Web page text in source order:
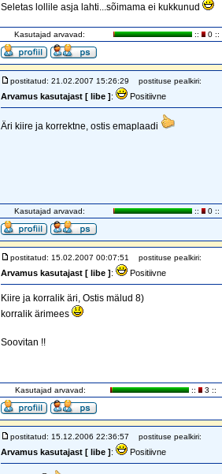
Seletas lollile asja lahti...sõimama ei kukkunud
Kasutajad arvavad: :: 0 ::
postitatud: 21.02.2007 15:26:29 postituse pealkiri:
Arvamus kasutajast [ libe ]: Positiivne
Äri kiire ja korrektne, ostis emaplaadi
Kasutajad arvavad: :: 0 ::
postitatud: 15.02.2007 00:07:51 postituse pealkiri:
Arvamus kasutajast [ libe ]: Positiivne
Kiire ja korralik äri, Ostis mälud 8)
korralik ärimees
Soovitan !!
Kasutajad arvavad: :: 3 ::
postitatud: 15.12.2006 22:36:57 postituse pealkiri:
Arvamus kasutajast [ libe ]: Positiivne